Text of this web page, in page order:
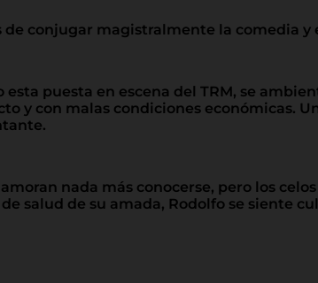
conjugar magistralmente la comedia y
puesta en escena del TRM, se
y con malas condiciones económicas.
nada más conocerse, pero los
salud de su amada, Rodolfo se siente